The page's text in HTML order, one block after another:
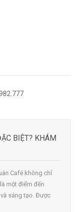
BIỆT? KHÁM
Café không chỉ
một điểm đến
sáng tạo. Được